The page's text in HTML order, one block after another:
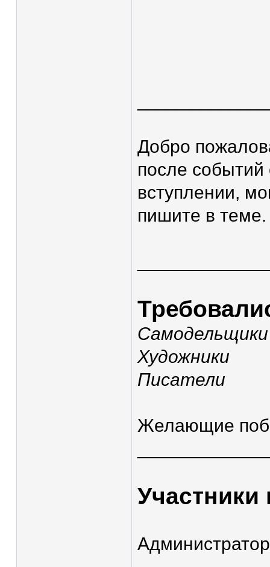
Добро
после
вступлении,
пишите в теме.
Самодельщики
Художники
Писатели
Желающие
Участники